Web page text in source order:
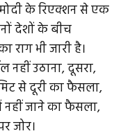
के रिएक्शन से एक
देशों के बीच
राग भी जारी है।
उठाना, दूसरा,
से दूरी का फैसला,
जाने का फैसला,
जोर।